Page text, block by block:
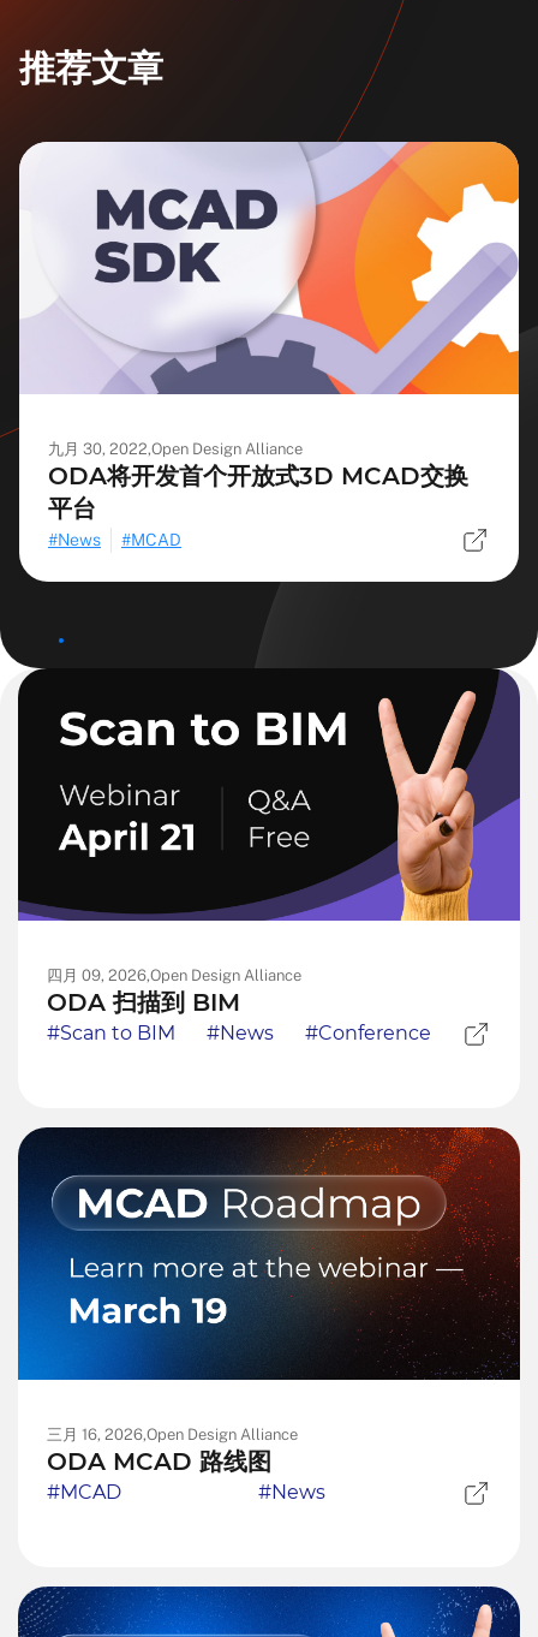
推荐文章
九月 30, 2022,Open Design Alliance
ODA将开发首个开放式3D MCAD交换
平台
News MCAD
四月 09, 2026,Open Design Alliance
ODA 扫描到 BIM
#Scan to BIM #News #Conference
三月 16, 2026,Open Design Alliance
ODA MCAD 路线图
#MCAD #News